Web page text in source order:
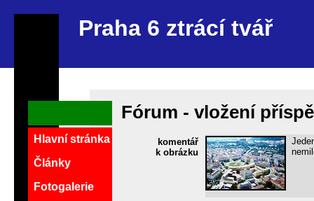
Praha 6 ztrácí tvář
Fórum - vložení
komentář
k obrázku
Hlavní stránka
Články
Fotogalerie